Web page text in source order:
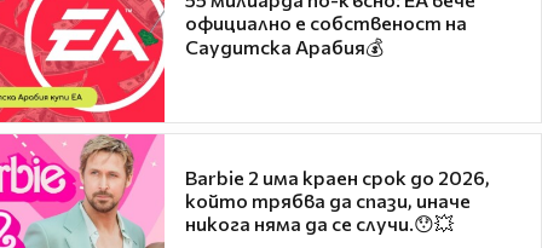
официално е собственост на
Саудитска Арабия💰
Barbie 2 има краен срок до 2026,
който трябва да спази, иначе
никога няма да се случи.😯💥